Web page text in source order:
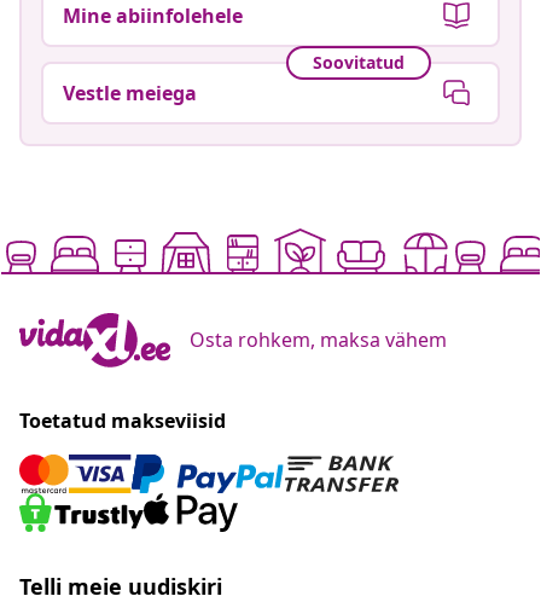
Mine abiinfolehele
Soovitatud
Vestle meiega
Osta rohkem, maksa vähem
Toetatud makseviisid
Telli meie uudiskiri